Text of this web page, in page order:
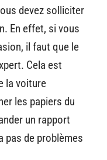
devez solliciter
En effet, si vous
il faut que le
Cela est
la voiture
les papiers du
un rapport
pas de problèmes